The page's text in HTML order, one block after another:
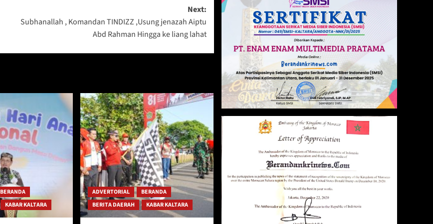
Next:
Subhanallah , Komandan TINDIZZ ,Usung jenazah Aiptu
Abd Rahman Hingga ke liang lahat
BERANDA
KABAR KALTARA
ADVERTORIAL
BERANDA
BERITA DAERAH
KABAR KALTARA